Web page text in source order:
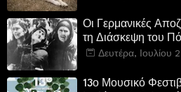
Οι Γερμανικές
τη Διάσκεψη του
Δευτέρα, Ιουλίου
13ο Μουσικό